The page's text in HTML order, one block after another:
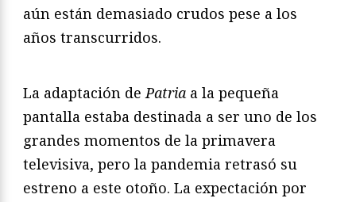
aún están demasiado crudos pese a los
años transcurridos.
La adaptación de Patria a la pequeña
pantalla estaba destinada a ser uno de los
grandes momentos de la primavera
televisiva, pero la pandemia retrasó su
estreno a este otoño. La expectación por